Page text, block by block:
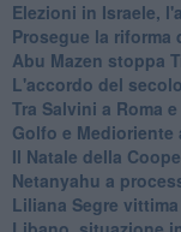
Elezioni in Israele,
Prosegue la riforma
Abu Mazen stoppa
L'accordo del
Tra Salvini a Roma
Golfo e
Il Natale della
Netanyahu a
Liliana Segre